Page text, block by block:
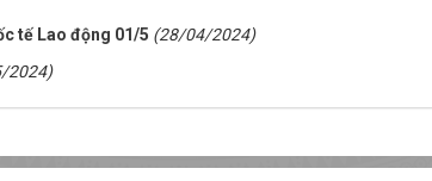
tế Lao động 01/5 (28/04/2024)
2024)